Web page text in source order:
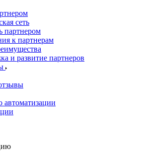
сеть
партнером
к партнерам
и развитие партнеров
автоматизации